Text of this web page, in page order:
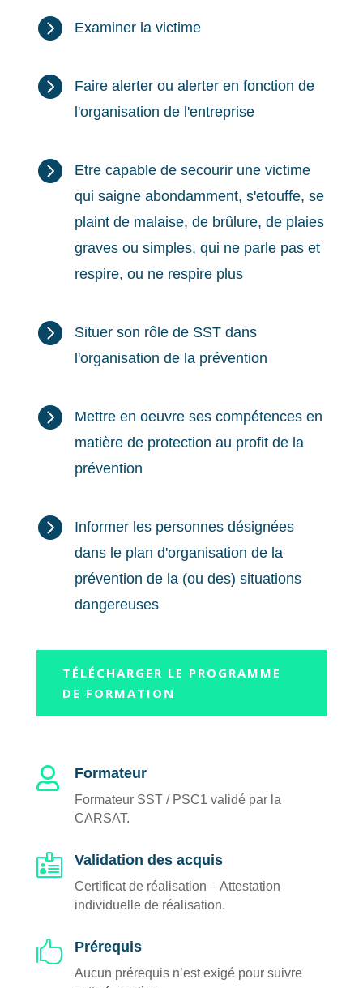
 Examiner la victime

Faire alerter ou alerter en fonction de
l'organisation de l'entreprise

Etre capable de secourir une victime
qui saigne abondamment, s'etouffe, se
plaint de malaise, de brûlure, de plaies
graves ou simples, qui ne parle pas et
respire, ou ne respire plus

Situer son rôle de SST dans
l'organisation de la prévention

Mettre en oeuvre ses compétences en
matière de protection au profit de la
prévention

Informer les personnes désignées
dans le plan d'organisation de la
prévention de la (ou des) situations
dangereuses
TÉLÉCHARGER LE PROGRAMME
DE FORMATION
 Formateur
Formateur SST / PSC1 validé par la
CARSAT.
 Validation des acquis
Certificat de réalisation – Attestation
individuelle de réalisation.
 Prérequis
Aucun prérequis n’est exigé pour suivre